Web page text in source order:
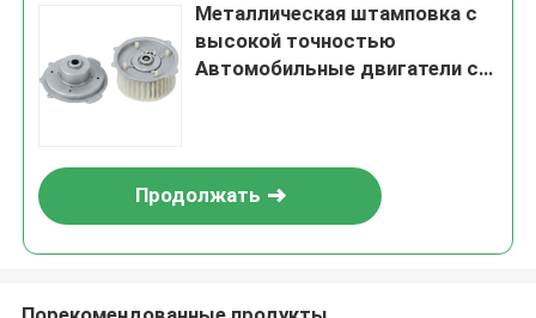
Металлическая штамповка с
высокой точностью
Автомобильные двигатели с
Продолжать